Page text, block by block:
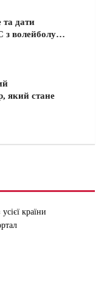
та дати
з волейболу…
який стане
країни